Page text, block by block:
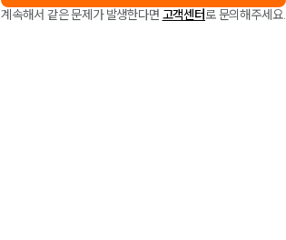
계속해서 같은 문제가 발생한다면 고객센터로 문의해주세요.